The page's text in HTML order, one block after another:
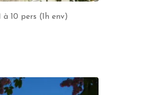
à 10 pers (1h env)